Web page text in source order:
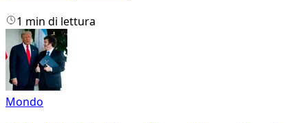
1 min di lettura
Mondo